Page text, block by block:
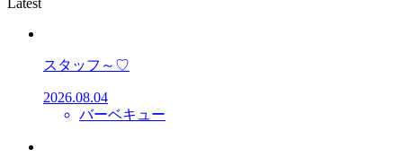
スタッフ～♡
2026.08.04
バーベキュー